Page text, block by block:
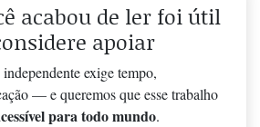
acabou de ler foi útil
apoiar
exige tempo,
— e queremos que esse trabalho
para todo mundo.